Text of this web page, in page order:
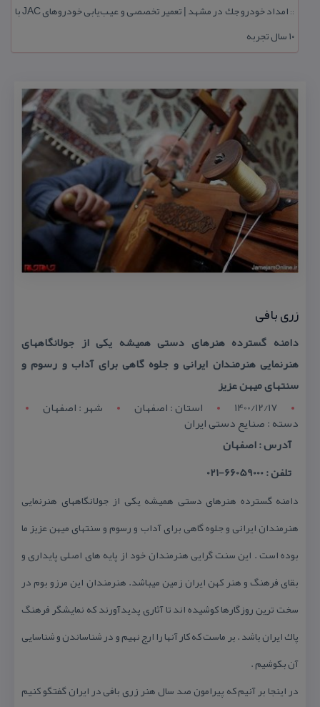
::
امداد خودرو جك در مشهد | تعمیر تخصصی و عیب‌یابی خودروهای JAC با
۱۰ سال تجربه
زری بافی
دامنه گسترده هنرهای دستی همیشه یكی از جولانگاههای
هنرنمایی هنرمندان ایرانی و جلوه گاهی برای آداب و رسوم و
سنتهای میهن عزیز
1400/12/17
استان : اصفهان شهر : اصفهان
دسته : صنایع دستی ایران
آدرس : اصفهان
تلفن : 66059000-021
دامنه گسترده هنرهای دستی همیشه یكی از جولانگاههای هنرنمایی
هنرمندان ایرانی و جلوه گاهی برای آداب و رسوم و سنتهای میهن عزیز ما
بوده است . این سنت گرایی هنرمندان خود از پایه های اصلی پایداری و
بقای فرهنگ و هنر كهن ایران زمین میباشد. هنرمندان این مرزو بوم در
سخت ترین روزگارها كوشیده اند تا آثاری پدیدآورند كه نمایشگر فرهنگ
پاك ایران باشد . بر ماست كه كار آنها را ارج نهیم و در شناساندن و شناسایی
آن بكوشیم .
در اینجا بر آنیم كه پیرامون صد سال هنر زری بافی در ایران گفتگو كنیم